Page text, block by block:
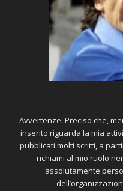
Avvertenze: Preciso che,
inserito riguarda la mia
pubblicati molti scritti, a
richiami al mio ruolo
assolutamente